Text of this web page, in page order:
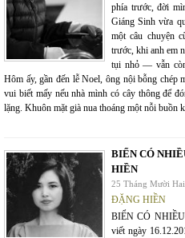
phía trước, đời
Giáng Sinh vừa
một câu chuyện
trước, khi anh em
tụi nhỏ — vẫn
Hôm ấy, gần đến lễ Noel, ông nội bỗng chép
vui biết mấy nếu nhà mình có cây thông để
lặng. Khuôn mặt già nua thoáng một nỗi buồn
BIỂN CÓ
HIỀN
25 Tháng Mười
ĐẶNG HIỀN
BIỂN CÓ
viết ngày